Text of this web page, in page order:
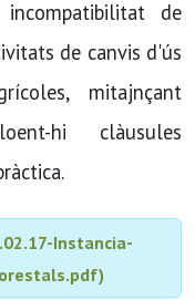
de
de canvis d'ús
mitajnçant
hi clàusules
Instancia-